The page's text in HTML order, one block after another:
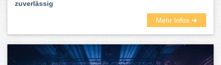
zuverlässig
Mehr Infos ➜